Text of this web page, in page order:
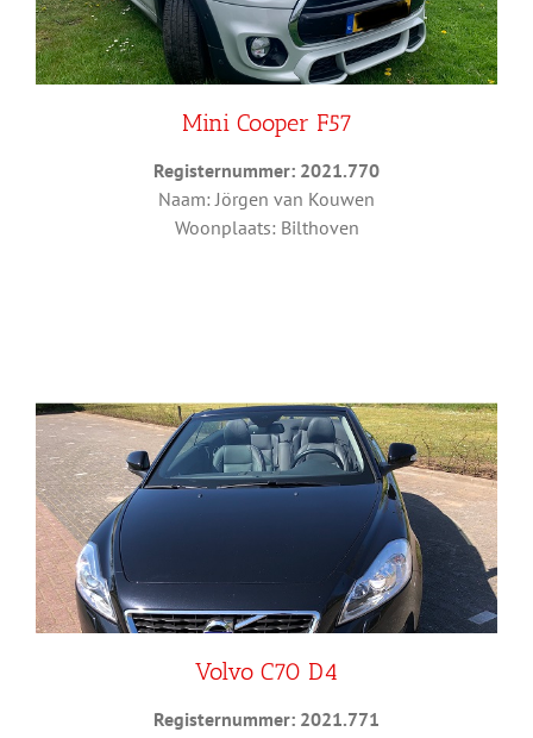
Mini Cooper F57
Registernummer: 2021.770
Naam: Jörgen van Kouwen
Woonplaats: Bilthoven
Volvo C70 D4
Registernummer: 2021.771